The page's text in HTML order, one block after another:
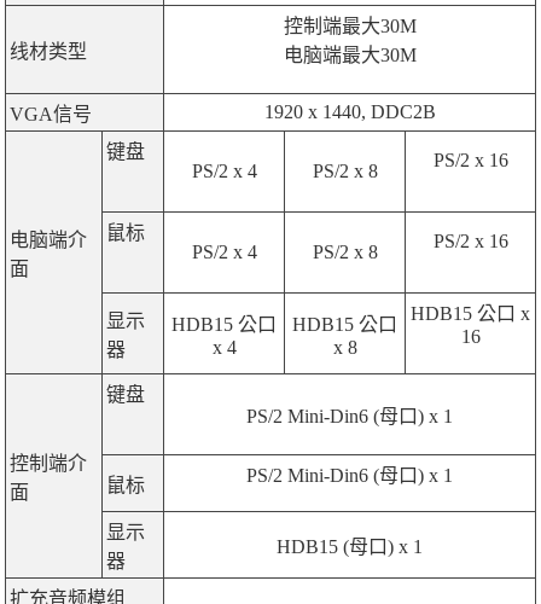
线材类型
控制端最大30M
电脑端最大30M
VGA信号 1920 x 1440, DDC2B
电脑端介
面
键盘
PS/2 x 4
PS/2 x 8
PS/2 x 16
鼠标
PS/2 x 4
PS/2 x 8
PS/2 x 16
显示
器
HDB15 公口
x 4
HDB15 公口
x 8
HDB15 公口 x
16
控制端介
面
键盘
PS/2 Mini-Din6 (母口) x 1
鼠标 PS/2 Mini-Din6 (母口) x 1
显示
器
HDB15 (母口) x 1
扩充音频模组